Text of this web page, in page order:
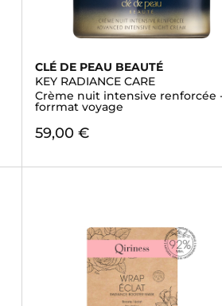
CLÉ DE PEAU BEAUTÉ
KEY RADIANCE CARE
Crème nuit intensive renforcée
forrmat voyage
59,00 €